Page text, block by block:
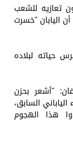
تعازيه للشعب
اليابان "خسرت
حياته لبلاده
"أشعر بحزن
السابق،
هذا الهجوم